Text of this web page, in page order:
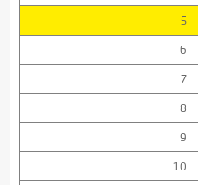
5
6
7
8
9
10